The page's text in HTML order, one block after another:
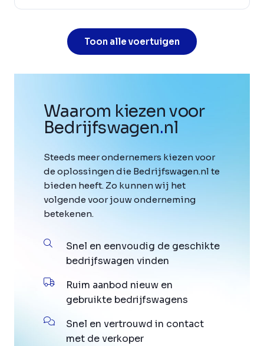
Toon alle voertuigen
Waarom kiezen voor
Bedrijfswagen.nl
Steeds meer ondernemers kiezen voor
de oplossingen die Bedrijfswagen.nl te
bieden heeft. Zo kunnen wij het
volgende voor jouw onderneming
betekenen.
Snel en eenvoudig de geschikte
bedrijfswagen vinden
Ruim aanbod nieuw en
gebruikte bedrijfswagens
Snel en vertrouwd in contact
met de verkoper